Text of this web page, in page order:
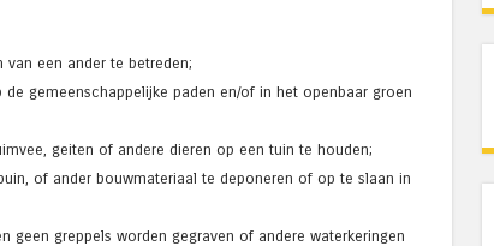
een ander te betreden;
gemeenschappelijke paden en/of in het openbaar groen
geiten of andere dieren op een tuin te houden;
of ander bouwmateriaal te deponeren of op te slaan in
geen greppels worden gegraven of andere waterkeringen